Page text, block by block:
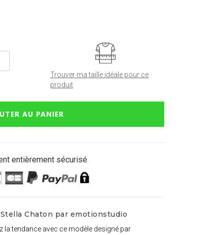
Trouver ma taille idéale pour ce
produit
AU PANIER
entièrement sécurisé
Chaton par emotionstudio
la tendance avec ce modèle designé par